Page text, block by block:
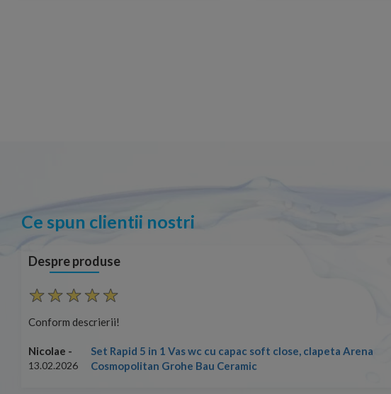
Ce spun clientii nostri
Despre produse
Conform descrierii!
Nicolae -
13.02.2026
Set Rapid 5 in 1 Vas wc cu capac soft close, clapeta Arena
Cosmopolitan Grohe Bau Ceramic